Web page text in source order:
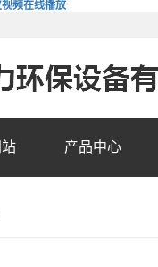
频在线播放
产品中心